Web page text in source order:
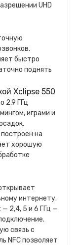
UHD
быстро
поднять
Xclipse 550
2,9 ГГц
играми и
на
хорошую
интернету.
— 2,4, 5 и 6 ГГц —
связь с
NFC позволяет